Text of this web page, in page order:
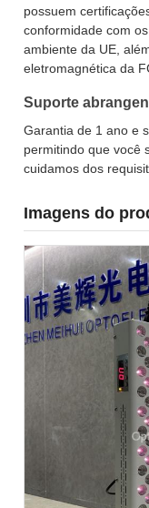
possuem
conformidade com
ambiente da UE,
eletromagnética da
Suporte
Garantia de 1 ano e
permitindo que você
cuidamos dos
Imagens do